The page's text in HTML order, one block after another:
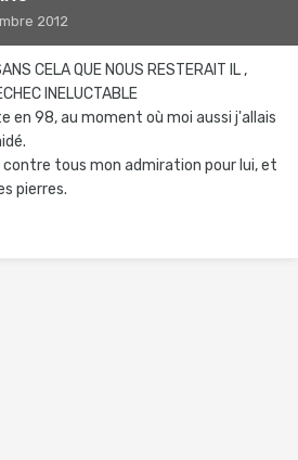
2012
CELA QUE NOUS RESTERAIT IL ,
INELUCTABLE
en 98, au moment où moi aussi j'allais
tous mon admiration pour lui, et
pierres.